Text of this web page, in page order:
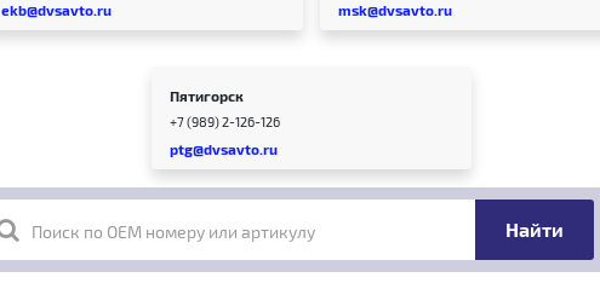
ekb@dvsavto.ru msk@dvsavto.ru
Пятигорск
+7 (989) 2-126-126
ptg@dvsavto.ru
Поиск по OEM номеру или артикулу